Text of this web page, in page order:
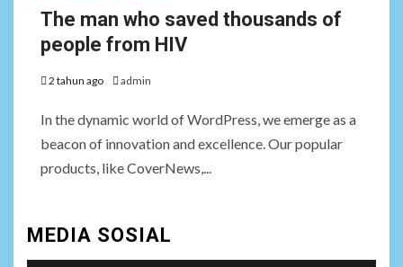
The man who saved thousands of
people from HIV
2 tahun ago admin
In the dynamic world of WordPress, we emerge as a
beacon of innovation and excellence. Our popular
products, like CoverNews,...
MEDIA SOSIAL